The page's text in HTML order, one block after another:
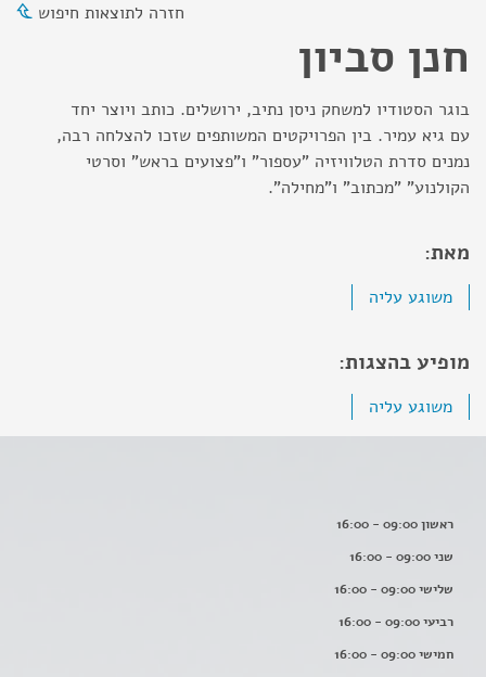
חזרה לתוצאות חיפוש
חנן סביון
בוגר הסטודיו למשחק ניסן נתיב, ירושלים. כותב ויוצר יחד
עם גיא עמיר. בין הפרויקטים המשותפים שזכו להצלחה רבה,
נמנים סדרת הטלוויזיה "עספור" ו"פצועים בראש" וסרטי
הקולנוע" "מכתוב" ו"מחילה".
מאת:
משוגע עליה
מופיע בהצגות:
משוגע עליה
ראשון 09:00 - 16:00
שני 09:00 - 16:00
שלישי 09:00 - 16:00
רביעי 09:00 - 16:00
חמישי 09:00 - 16:00